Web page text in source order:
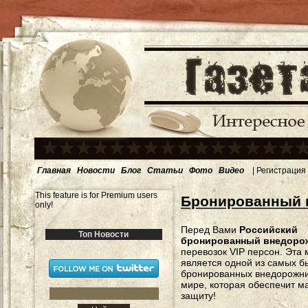
Главная Новости Блог Статьи Фото Видео | Регистрация
This feature is for Premium users
only!
Топ Новости
Бронированный
Перед Вами Российский
бронированный
перевозок VIP персон.
является одной из самых
бронированных
мире, которая обеспечит
защиту!